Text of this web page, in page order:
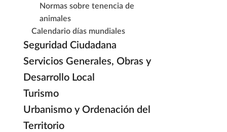
Normas sobre tenencia de
animales
Calendario días mundiales
Seguridad Ciudadana
Servicios Generales, Obras y
Desarrollo Local
Turismo
Urbanismo y Ordenación del
Territorio